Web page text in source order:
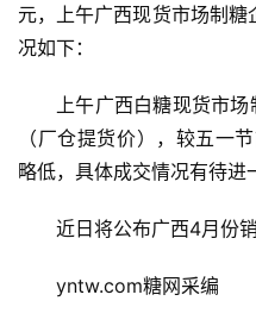
元，上午广西现货市场制
况如下：
上午广西白糖现货市
（厂仓提货价），较五一
略低，具体成交情况有待进
近日将公布广西4月份
yntw.com糖网采编